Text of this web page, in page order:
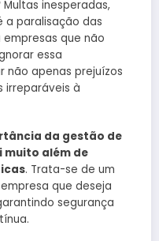
Multas inesperadas,
a paralisação das
que não
essa
não apenas prejuízos
irreparáveis à
da gestão de
muito além de
. Trata-se de um
que deseja
segurança